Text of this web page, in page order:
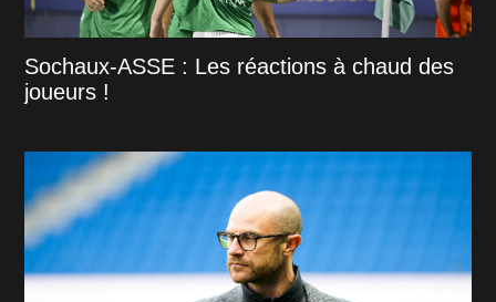
Sochaux-ASSE : Les réactions à chaud des
joueurs !